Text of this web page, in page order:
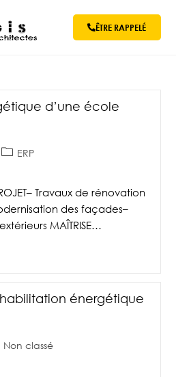
ÊTRE RAPPELÉ
d’une école
ERP
Travaux de rénovation
des façades–
MAÎTRISE…
énergétique
Non classé